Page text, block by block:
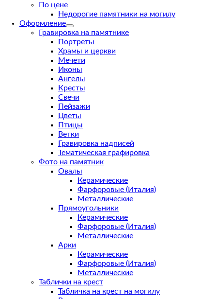
По цене
Недорогие памятники на могилу
Оформление
Гравировка на памятнике
Портреты
Храмы и церкви
Мечети
Иконы
Ангелы
Кресты
Свечи
Пейзажи
Цветы
Птицы
Ветки
Гравировка надписей
Тематическая графировка
Фото на памятник
Овалы
Керамические
Фарфоровые (Италия)
Металлические
Прямоугольники
Керамические
Фарфоровые (Италия)
Металлические
Арки
Керамические
Фарфоровые (Италия)
Металлические
Таблички на крест
Табличка на крест на могилу